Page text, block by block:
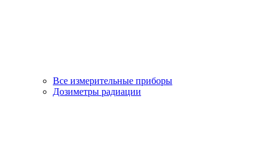
Все измерительные приборы
Дозиметры радиации